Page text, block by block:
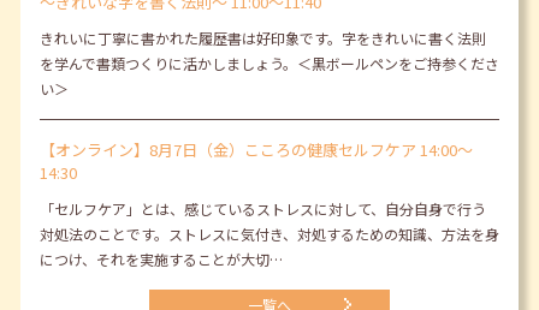
きれいに丁寧に書かれた履歴書は好印象です。字をきれいに書く法則
を学んで書類つくりに活かしましょう。＜黒ボールペンをご持参くださ
い＞
【オンライン】8月7日（金）こころの健康セルフケア 14:00～
14:30
「セルフケア」とは、感じているストレスに対して、自分自身で行う
対処法のことです。ストレスに気付き、対処するための知識、方法を身
につけ、それを実施することが大切…
一覧へ